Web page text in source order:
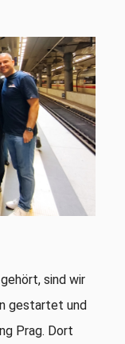
sind wir
gestartet und
Prag. Dort